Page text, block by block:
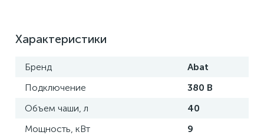
Характеристики
Бренд
Abat
Подключение
380 В
Объем чаши, л
40
Мощность, кВт
9